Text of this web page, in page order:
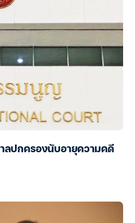
ลปกครองนับอายุความคดี